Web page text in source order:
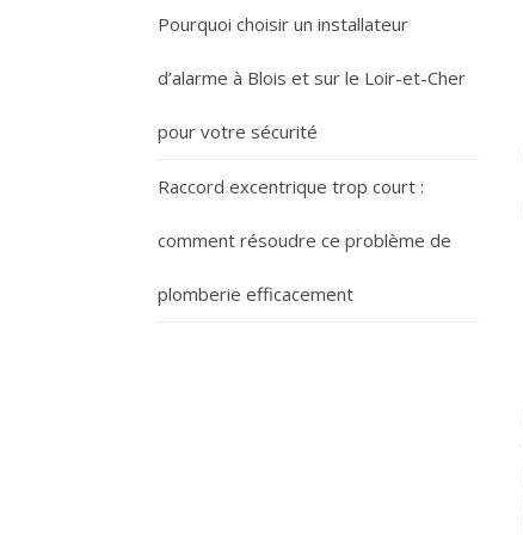
Pourquoi choisir un installateur
d’alarme à Blois et sur le Loir-et-Cher
pour votre sécurité
Raccord excentrique trop court :
comment résoudre ce problème de
plomberie efficacement